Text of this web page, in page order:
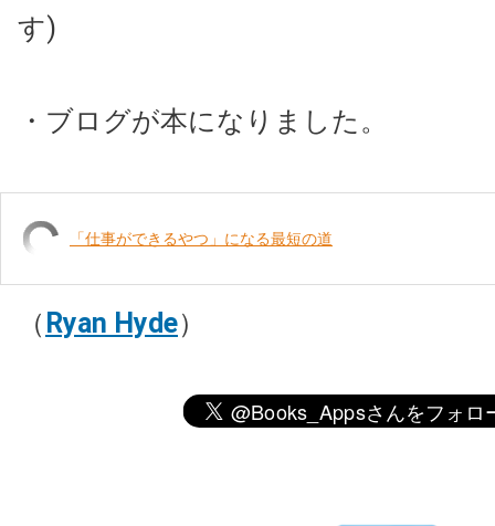
す)
・ブログが本になりました。
「仕事ができるやつ」になる最短の道
（ Ryan Hyde）